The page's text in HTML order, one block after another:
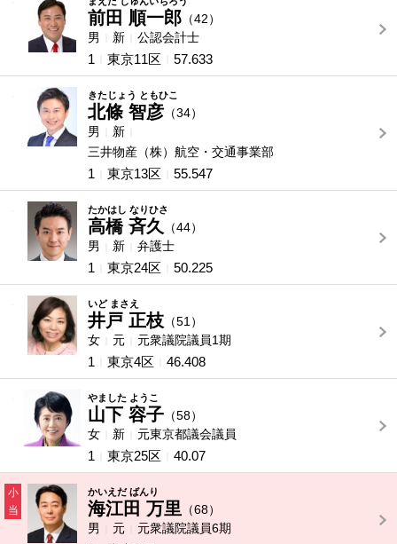
前田 順一郎 （42）
男
新
公認会計士
1
東京11区 57.633
きたじょう ともひこ
北條 智彦 （34）
男
新
三井物産（株）航空・交通事業部
1
東京13区 55.547
たかはし なりひさ
高橋 斉久
（44）
男
新
弁護士
1
東京24区 50.225
いど まさえ
井戸 正枝 （51）
女
元
元衆議院議員1期
1
東京4区 46.408
やました ようこ
山下 容子 （58）
女
新
元東京都議会議員
1
東京25区 40.07
小
当
かいえだ ばんり
海江田 万里 （68）
男
元
元衆議院議員6期